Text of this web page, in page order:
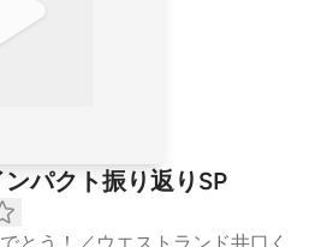
パクト振り返りSP